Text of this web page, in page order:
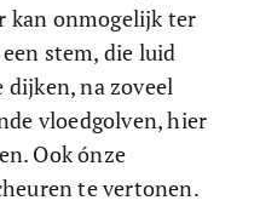
kan onmogelijk ter
stem, die luid
dijken, na zoveel
vloedgolven, hier
Ook ónze
te vertonen.